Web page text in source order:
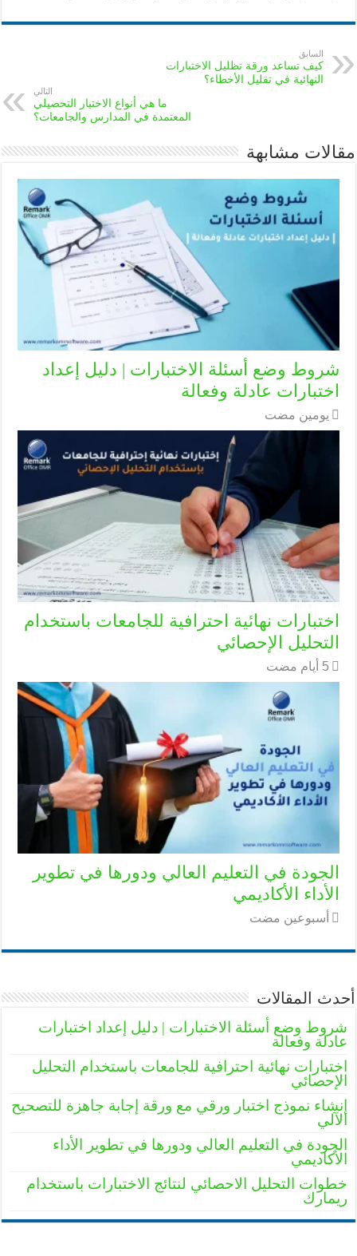
السابق
كيف تساعد ورقة تظليل الاختبارات
النهائية في تقليل الأخطاء؟
التالي
ما هي أنواع الاختبار التحصيلي
المعتمدة في المدارس والجامعات؟
مقالات مشابهة
شروط وضع أسئلة الاختبارات | دليل إعداد
اختبارات عادلة وفعالة
‏يومين مضت
اختبارات نهائية احترافية للجامعات باستخدام
التحليل الإحصائي
الجودة في التعليم العالي ودورها في تطوير
الأداء الأكاديمي
‏أسبوعين مضت
أحدث المقالات
شروط وضع أسئلة الاختبارات | دليل إعداد اختبارات
عادلة وفعالة
اختبارات نهائية احترافية للجامعات باستخدام التحليل
الإحصائي
إنشاء نموذج اختبار ورقي مع ورقة إجابة جاهزة للتصحيح
الآلي
الجودة في التعليم العالي ودورها في تطوير الأداء
الأكاديمي
خطوات التحليل الاحصائي لنتائج الاختبارات باستخدام
ريمارك